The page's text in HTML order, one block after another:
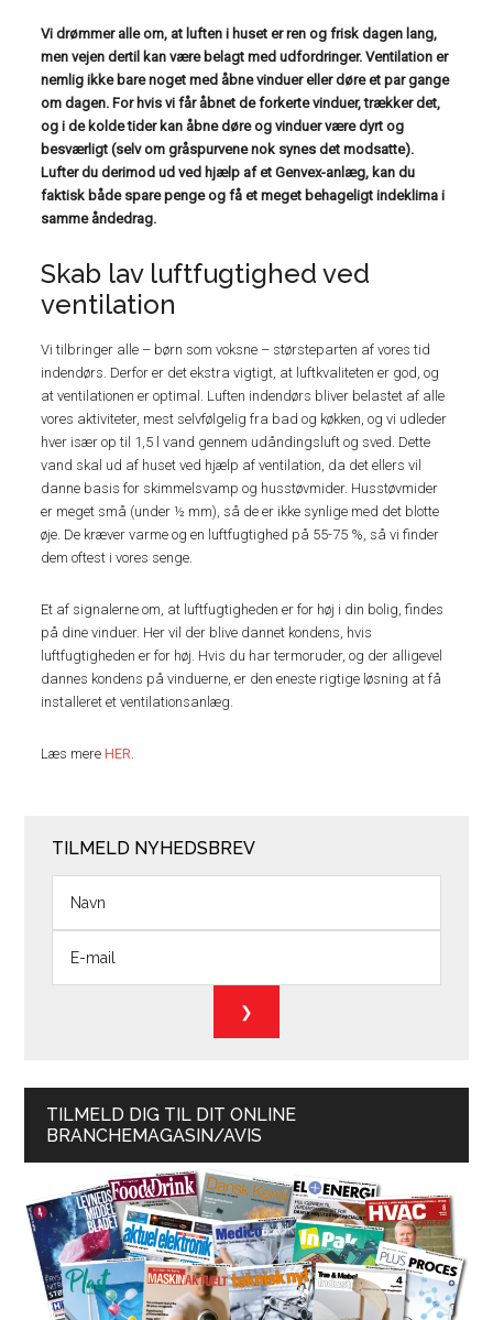
Vi drømmer alle om, at luften i huset er ren og frisk dagen lang,
men vejen dertil kan være belagt med udfordringer. Ventilation er
nemlig ikke bare noget med åbne vinduer eller døre et par gange
om dagen. For hvis vi får åbnet de forkerte vinduer, trækker det,
og i de kolde tider kan åbne døre og vinduer være dyrt og
besværligt (selv om gråspurvene nok synes det modsatte).
Lufter du derimod ud ved hjælp af et Genvex-anlæg, kan du
faktisk både spare penge og få et meget behageligt indeklima i
samme åndedrag.
Skab lav luftfugtighed ved
ventilation
Vi tilbringer alle – børn som voksne – størsteparten af vores tid
indendørs. Derfor er det ekstra vigtigt, at luftkvaliteten er god, og
at ventilationen er optimal. Luften indendørs bliver belastet af alle
vores aktiviteter, mest selvfølgelig fra bad og køkken, og vi udleder
hver især op til 1,5 l vand gennem udåndingsluft og sved. Dette
vand skal ud af huset ved hjælp af ventilation, da det ellers vil
danne basis for skimmelsvamp og husstøvmider. Husstøvmider
er meget små (under ½ mm), så de er ikke synlige med det blotte
øje. De kræver varme og en luftfugtighed på 55-75 %, så vi finder
dem oftest i vores senge.
Et af signalerne om, at luftfugtigheden er for høj i din bolig, findes
på dine vinduer. Her vil der blive dannet kondens, hvis
luftfugtigheden er for høj. Hvis du har termoruder, og der alligevel
dannes kondens på vinduerne, er den eneste rigtige løsning at få
installeret et ventilationsanlæg.
Læs mereHER
TILMELD NYHEDSBREV
TILMELD DIG TIL DIT ONLINE
BRANCHEMAGASIN/AVIS